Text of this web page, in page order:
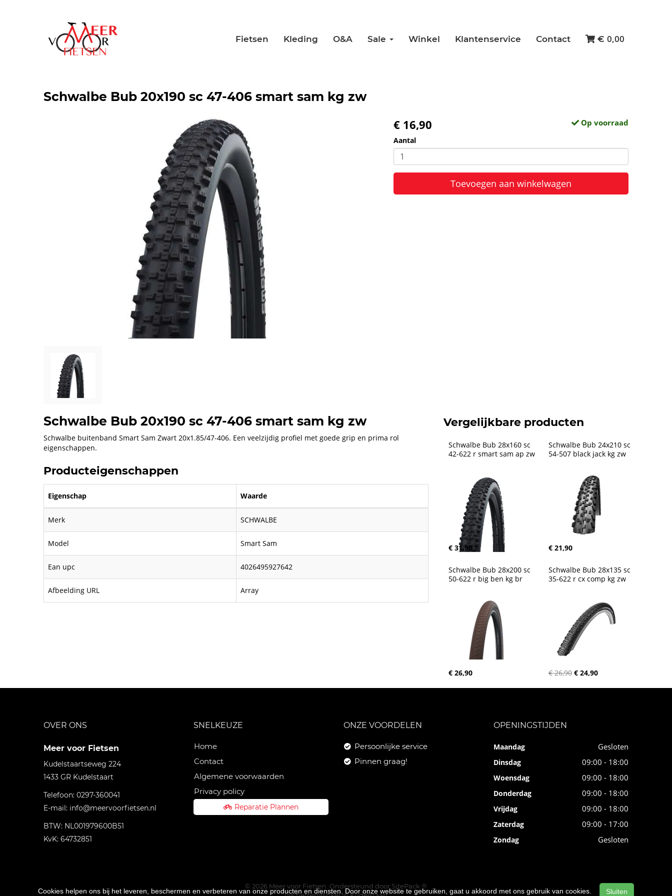
Fietsen Kleding O&A Sale Winkel Klantenservice Contact € 0,00
Schwalbe Bub 20x190 sc 47-406 smart sam kg zw
€ 16,90
Op voorraad
Aantal
Toevoegen aan winkelwagen
Schwalbe Bub 20x190 sc 47-406 smart sam kg zw
Schwalbe buitenband Smart Sam Zwart 20x1.85/47-406. Een veelzijdig profiel met goede grip en prima rol
eigenschappen.
Producteigenschappen
Eigenschap Waarde
Merk SCHWALBE
Model Smart Sam
Ean upc 4026495927642
Afbeelding URL Array
Vergelijkbare producten
Schwalbe Bub 28x160 sc
42-622 r smart sam ap zw
€ 31,90
Schwalbe Bub 24x210 sc
54-507 black jack kg zw
€ 21,90
Schwalbe Bub 28x200 sc
50-622 r big ben kg br
€ 26,90
Schwalbe Bub 28x135 sc
35-622 r cx comp kg zw
€ 26,90 € 24,90
OVER ONS
Meer voor Fietsen
Kudelstaartseweg 224
1433 GR Kudelstaart
Telefoon: 0297-360041
E-mail: info@meervoorfietsen.nl
BTW: NL001979600B51
KvK: 64732851
SNELKEUZE
Home
Contact
Algemene voorwaarden
Privacy policy
Reparatie Plannen
ONZE VOORDELEN
Persoonlijke service
Pinnen graag!
OPENINGSTIJDEN
Maandag Gesloten
Dinsdag 09:00 - 18:00
Woensdag 09:00 - 18:00
Donderdag 09:00 - 18:00
Vrijdag 09:00 - 18:00
Zaterdag 09:00 - 17:00
Zondag Gesloten
© 2026 Meer voor Fietsen. Ondersteund door SitePack ®
Cookies helpen ons bij het leveren, beschermen en verbeteren van onze producten en diensten. Door onze website te gebruiken, gaat u akkoord met ons gebruik van cookies. Sluiten